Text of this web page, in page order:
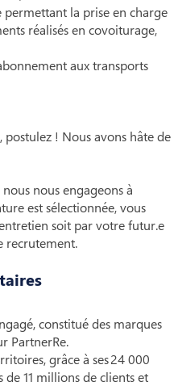
la prise en charge
réalisés en covoiturage,
aux transports
postulez ! Nous avons hâte de
nous engageons à
est sélectionnée, vous
soit par votre futur.e
recrutement.
constitué des marques
PartnerRe.
grâce à ses 24 000
11 millions de clients et